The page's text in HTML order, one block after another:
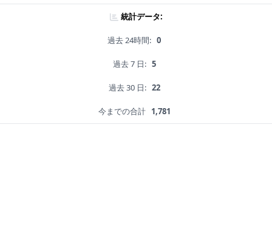
統計データ:
過去 24時間: 0
過去 7 日: 5
過去 30 日: 22
今までの合計 1,781